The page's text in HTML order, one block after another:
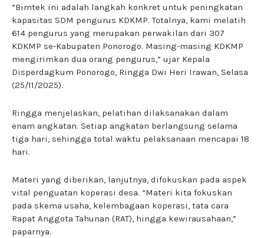
“Bimtek ini adalah langkah konkret untuk peningkatan
kapasitas SDM pengurus KDKMP. Totalnya, kami melatih
614 pengurus yang merupakan perwakilan dari 307
KDKMP se-Kabupaten Ponorogo. Masing-masing KDKMP
mengirimkan dua orang pengurus,” ujar Kepala
Disperdagkum Ponorogo, Ringga Dwi Heri Irawan, Selasa
(25/11/2025).
Ringga menjelaskan, pelatihan dilaksanakan dalam
enam angkatan. Setiap angkatan berlangsung selama
tiga hari, sehingga total waktu pelaksanaan mencapai 18
hari.
Materi yang diberikan, lanjutnya, difokuskan pada aspek
vital penguatan koperasi desa. “Materi kita fokuskan
pada skema usaha, kelembagaan koperasi, tata cara
Rapat Anggota Tahunan (RAT), hingga kewirausahaan,”
paparnya.